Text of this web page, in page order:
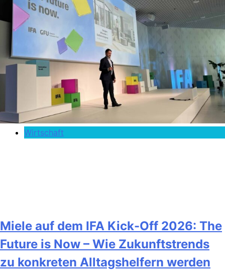
Wirtschaft
Miele auf dem IFA Kick-Off 2026: The
Future is Now – Wie Zukunftstrends
zu konkreten Alltagshelfern werden